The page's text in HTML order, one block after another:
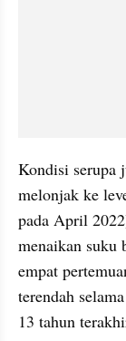
Kondisi serupa
melonjak ke
pada April
menaikan suku
empat
terendah
13 tahun